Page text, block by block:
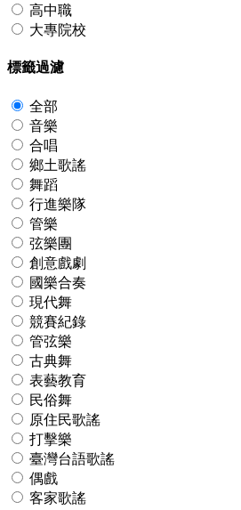
高中職
大專院校
標籤過濾
全部
音樂
合唱
鄉土歌謠
舞蹈
行進樂隊
管樂
弦樂團
創意戲劇
國樂合奏
現代舞
競賽紀錄
管弦樂
古典舞
表藝教育
民俗舞
原住民歌謠
打擊樂
臺灣台語歌謠
偶戲
客家歌謠